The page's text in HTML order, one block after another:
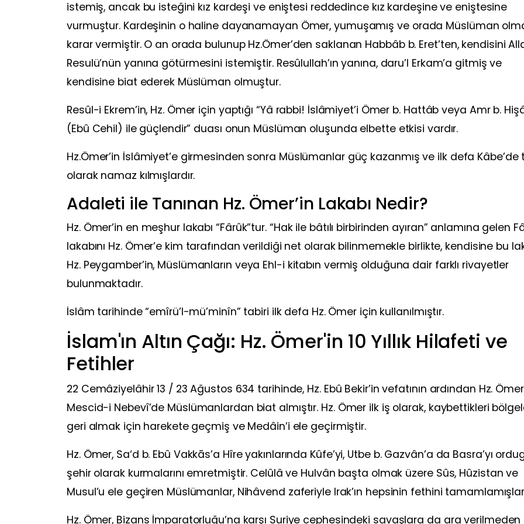
istemiş, ancak bu isteğini kız kardeşi ve eniştesi reddedince kız kardeşine ve eniştesine
vurmuştur. Kardeşinin o haline dayanamayan Ömer, yumuşamış ve orada Müslüman
karar vermiştir. O an orada bulunup Hz.Ömer’den saklanan Habbâb b. Eret’ten, kendisini
Resulü’nün yanına götürmesini istemiştir. Resûlullah’ın yanına, daru’l Erkam’a gitmiş ve
kendisine biat ederek Müslüman olmuştur.
Resûl-i Ekrem’in, Hz. Ömer için yaptığı “Yâ rabbi! İslâmiyet’i Ömer b. Hattâb veya Amr b.
(Ebû Cehil) ile güçlendir” duası onun Müslüman oluşunda elbette etkisi vardır.
Hz.Ömer’in İslâmiyet’e girmesinden sonra Müslümanlar güç kazanmış ve ilk defa Kâbe’de
olarak namaz kılmışlardır.
Adaleti ile Tanınan Hz. Ömer’in Lakabı Nedir?
Hz. Ömer’in en meşhur lakabı “Fârûk”tur. “Hak ile bâtılı birbirinden ayıran” anlamına gelen
lakabını Hz. Ömer’e kim tarafından verildiği net olarak bilinmemekle birlikte, kendisine bu
Hz. Peygamber’in, Müslümanların veya Ehl-i kitabın vermiş olduğuna dair farklı rivayetler
bulunmaktadır.
İslâm tarihinde “emîrü’l-mü’minîn” tabiri ilk defa Hz. Ömer için kullanılmıştır.
İslam'ın Altın Çağı: Hz. Ömer'in 10 Yıllık Hilafeti ve
Fetihler
22 Cemâziyelâhir 13 / 23 Ağustos 634 tarihinde, Hz. Ebû Bekir’in vefatının ardından Hz. Ömer
Mescid-i Nebevî’de Müslümanlardan biat almıştır. Hz. Ömer ilk iş olarak, kaybettikleri
geri almak için harekete geçmiş ve Medâin’i ele geçirmiştir.
Hz. Ömer, Sa‘d b. Ebû Vakkās’a Hîre yakınlarında Kûfe’yi, Utbe b. Gazvân’a da Basra’yı
şehir olarak kurmalarını emretmiştir. Celûlâ ve Hulvân başta olmak üzere Sûs, Hûzistan ve
Musul’u ele geçiren Müslümanlar, Nihâvend zaferiyle Irak’ın hepsinin fethini
Hz. Ömer, Bizans İmparatorluğu’na karşı Suriye cephesindeki savaşlara da ara verilmeden